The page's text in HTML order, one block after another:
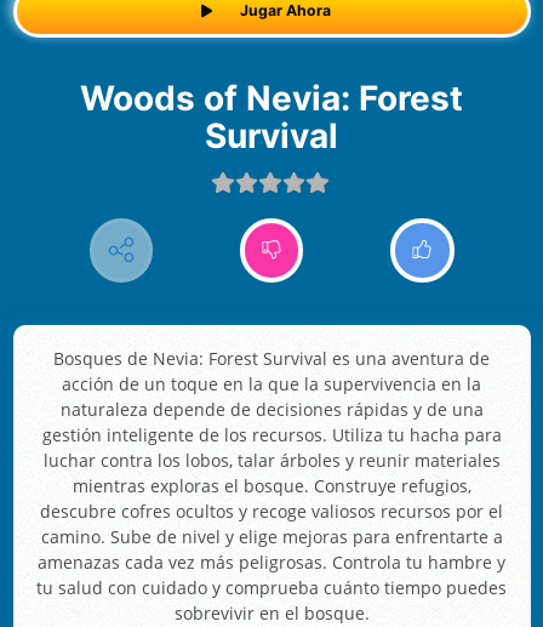
Jugar Ahora
Woods of Nevia: Forest
Survival
Bosques de Nevia: Forest Survival es una aventura de
acción de un toque en la que la supervivencia en la
naturaleza depende de decisiones rápidas y de una
gestión inteligente de los recursos. Utiliza tu hacha para
luchar contra los lobos, talar árboles y reunir materiales
mientras exploras el bosque. Construye refugios,
descubre cofres ocultos y recoge valiosos recursos por el
camino. Sube de nivel y elige mejoras para enfrentarte a
amenazas cada vez más peligrosas. Controla tu hambre y
tu salud con cuidado y comprueba cuánto tiempo puedes
sobrevivir en el bosque.